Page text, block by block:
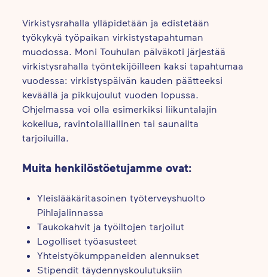
Virkistysrahalla ylläpidetään ja edistetään
työkykyä työpaikan virkistystapahtuman
muodossa. Moni Touhulan päiväkoti järjestää
virkistysrahalla työntekijöilleen kaksi tapahtumaa
vuodessa: virkistyspäivän kauden päätteeksi
keväällä ja pikkujoulut vuoden lopussa.
Ohjelmassa voi olla esimerkiksi liikuntalajin
kokeilua, ravintolaillallinen tai saunailta
tarjoiluilla.
Muita henkilöstöetujamme ovat:
Yleislääkäritasoinen työterveyshuolto
Pihlajalinnassa
Taukokahvit ja työiltojen tarjoilut
Logolliset työasusteet
Yhteistyökumppaneiden alennukset
Stipendit täydennyskoulutuksiin